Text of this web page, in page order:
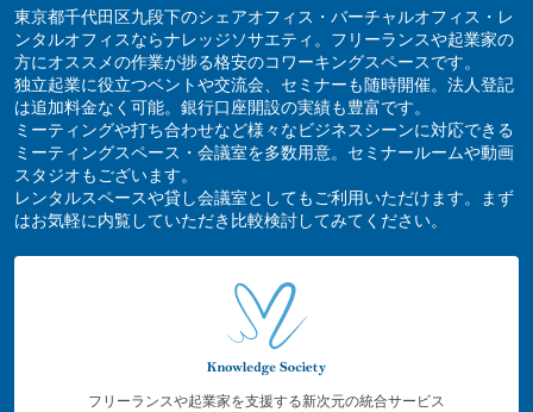
東京都千代田区九段下のシェアオフィス・バーチャルオフィス・レ
ンタルオフィスならナレッジソサエティ。フリーランスや起業家の
方にオススメの作業が捗る格安のコワーキングスペースです。
独立起業に役立つベントや交流会、セミナーも随時開催。法人登記
は追加料金なく可能。銀行口座開設の実績も豊富です。
ミーティングや打ち合わせなど様々なビジネスシーンに対応できる
ミーティングスペース・会議室を多数用意。セミナールームや動画
スタジオもございます。
レンタルスペースや貸し会議室としてもご利用いただけます。まず
はお気軽に内覧していただき比較検討してみてください。
フリーランスや起業家を支援する新次元の統合サービス